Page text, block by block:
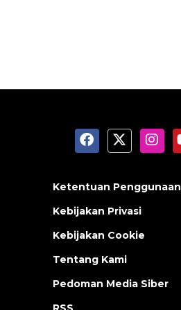
Ketentuan Penggunaan
Kebijakan Privasi
Kebijakan Cookie
Tentang Kami
Pedoman Media Siber